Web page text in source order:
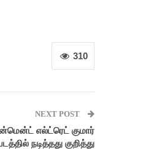
310
NEXT POST
எல்ட்ரெட் குமார்
நடித்தது குறித்து